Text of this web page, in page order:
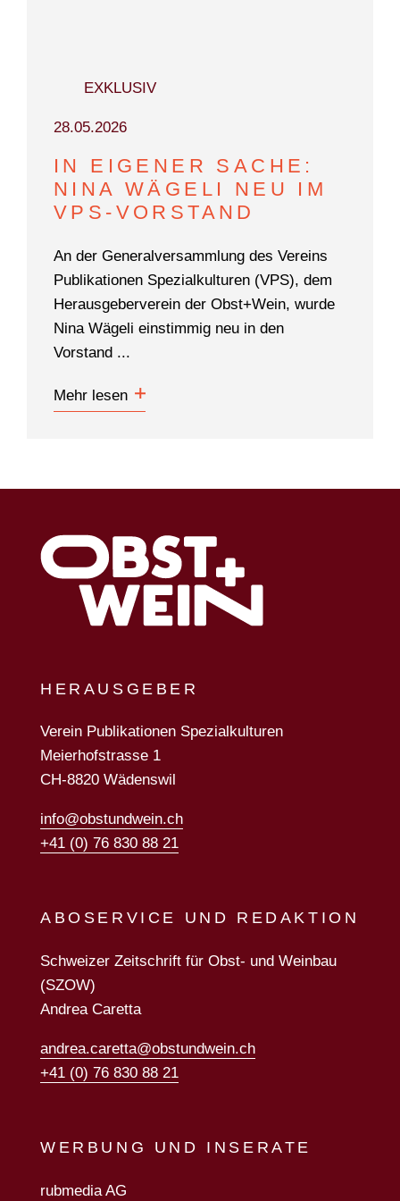
E-PAPER
PDF-ARCHIV
INSERATE UND WERBUNG
STELLENMARKT
BEZUGSQUELLENVERZEICHNIS
PUBLIREPORTAGEN
AGENDA
TEAM
EXKLUSIV
28.05.2026
IN EIGENER SACHE:
NINA WÄGELI NEU IM
VPS-VORSTAND
An der Generalversammlung des Vereins
Publikationen Spezialkulturen (VPS), dem
Herausgeberverein der Obst+Wein, wurde
Nina Wägeli einstimmig neu in den
Vorstand ...
Mehr lesen
HERAUSGEBER
Verein Publikationen Spezialkulturen
Meierhofstrasse 1
CH-8820 Wädenswil
info@obstundwein.ch
+41 (0) 76 830 88 21
ABOSERVICE UND REDAKTION
Schweizer Zeitschrift für Obst- und Weinbau
(SZOW)
Andrea Caretta
andrea.caretta@obstundwein.ch
+41 (0) 76 830 88 21
WERBUNG UND INSERATE
rubmedia AG
WONACH SUCHEN
SIE?
Suchen